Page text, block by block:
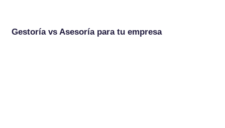
Gestoría vs Asesoría para tu empresa